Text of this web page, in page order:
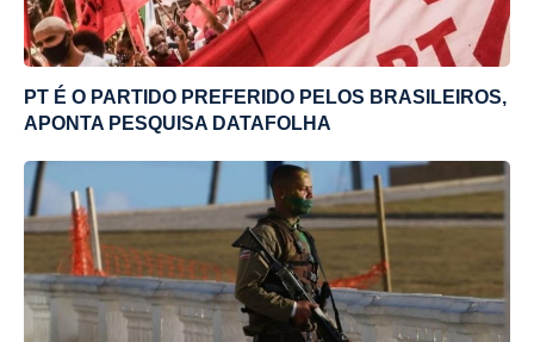
PT É O PARTIDO PREFERIDO PELOS BRASILEIROS,
APONTA PESQUISA DATAFOLHA